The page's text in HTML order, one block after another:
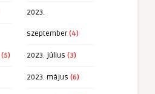
2023.
szeptember(4)
(5) 2023. július (3)
2023. május (6)